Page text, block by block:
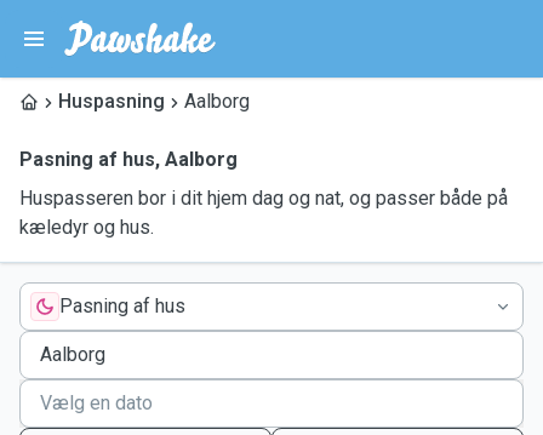
Huspasning Aalborg
Pasning af hus, Aalborg
Huspasseren bor i dit hjem dag og nat, og passer både på
kæledyr og hus.
Pasning af hus